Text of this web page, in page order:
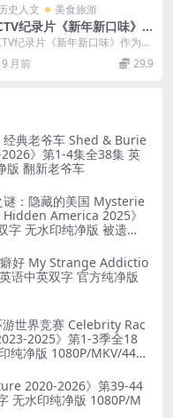
史人文 美食旅游
纪录片《新年新口味》
集 汉语中字 1080P 美食纪
纪录片《新年新口味》作为
味道》的特别节目，以独特
和丰富内容...
9 月前 29.9
经典老爷车 Shed & Burie
》第1-4集全38集 英
版 翻新老爷车
谜：隐藏的美国 Mysterie
America 2025》
字 无水印纯净版 被遗弃
癖好 My Strange Addictio
语中英双字 官方纯净版
世界竞赛 Celebrity Rac
2025》第1-3季全18
纯净版 1080P/MKV/44.8
2020-2026》第39-44
无水印纯净版 1080P/M